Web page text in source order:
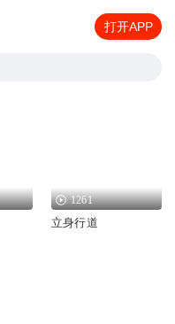
打开APP
1261
立身行道